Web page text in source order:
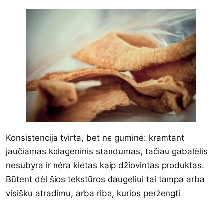
Konsistencija tvirta, bet ne guminė: kramtant
jaučiamas kolageninis standumas, tačiau gabalėlis
nesubyra ir nėra kietas kaip džiovintas produktas.
Būtent dėl šios tekstūros daugeliui tai tampa arba
visišku atradimu, arba riba, kurios peržengti